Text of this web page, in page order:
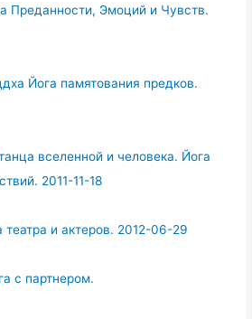
Преданности, Эмоций и Чувств.
Йога памятования предков.
вселенной и человека. Йога
2011-11-18
и актеров. 2012-06-29
с партнером.